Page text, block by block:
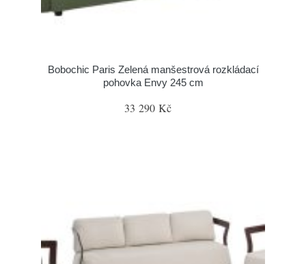
Bobochic Paris Zelená manšestrová rozkládací
pohovka Envy 245 cm
33 290 Kč